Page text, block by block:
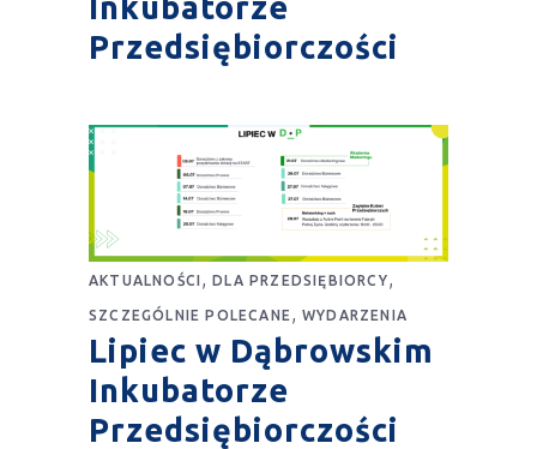
Przedsiębiorczości
AKTUALNOŚCI ,DLA PRZEDSIĘBIORCY
SZCZEGÓLNIE POLECANE WYDARZENIA
Lipiec w Dąbrowskim
Inkubatorze
Przedsiębiorczości